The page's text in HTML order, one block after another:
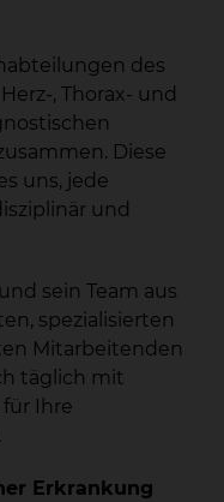
des
, Thorax- und
Diese
uns, jede
und
sein Team aus
spezialisierten
Mitarbeitenden
täglich mit
Ihre
Erkrankung